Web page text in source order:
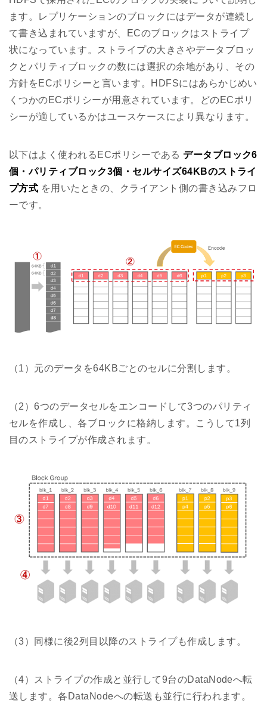
ます。レプリケーションのブロックにはデータが連続し
て書き込まれていますが、ECのブロックはストライプ
状になっています。ストライプの大きさやデータブロッ
クとパリティブロックの数には選択の余地があり、その
方針をECポリシーと言います。HDFSにはあらかじめい
くつかのECポリシーが用意されています。どのECポリ
シーが適しているかはユースケースにより異なります。
以下はよく使われるECポリシーであるデータブロック6
個・パリティブロック3個・セルサイズ64KBのストライ
プ方式 を用いたときの、クライアント側の書き込みフロ
ーです。
（1）元のデータを64KBごとのセルに分割します。
（2）6つのデータセルをエンコードして3つのパリティ
セルを作成し、各ブロックに格納します。こうして1列
目のストライプが作成されます。
（3）同様に後2列目以降のストライプも作成します。
（4）ストライプの作成と並行して9台のDataNodeへ転
送します。各DataNodeへの転送も並行に行われます。